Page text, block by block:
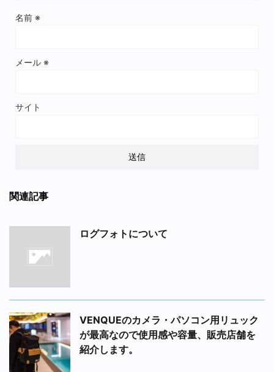
名前 ※
メール ※
サイト
関連記事
ログフォトについて
VENQUEのカメラ・パソコン用リュック
が最高なので使用感や容量、販売店舗を
紹介します。